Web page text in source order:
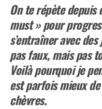
On te répète
must » pour
s’entraîner avec
pas faux, mais pas
Voilà pourquoi je
est parfois mieux
chèvres.